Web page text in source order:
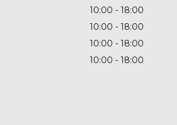
10:00
18:00
10:00
18:00
10:00
18:00
10:00 18:00